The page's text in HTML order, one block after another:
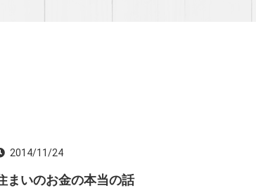
2014/11/24
まいのお金の本当の話